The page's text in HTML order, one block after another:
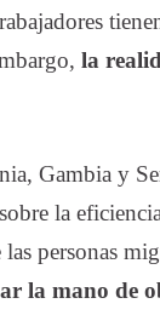
la
Gambia y
la
personas
la mano de